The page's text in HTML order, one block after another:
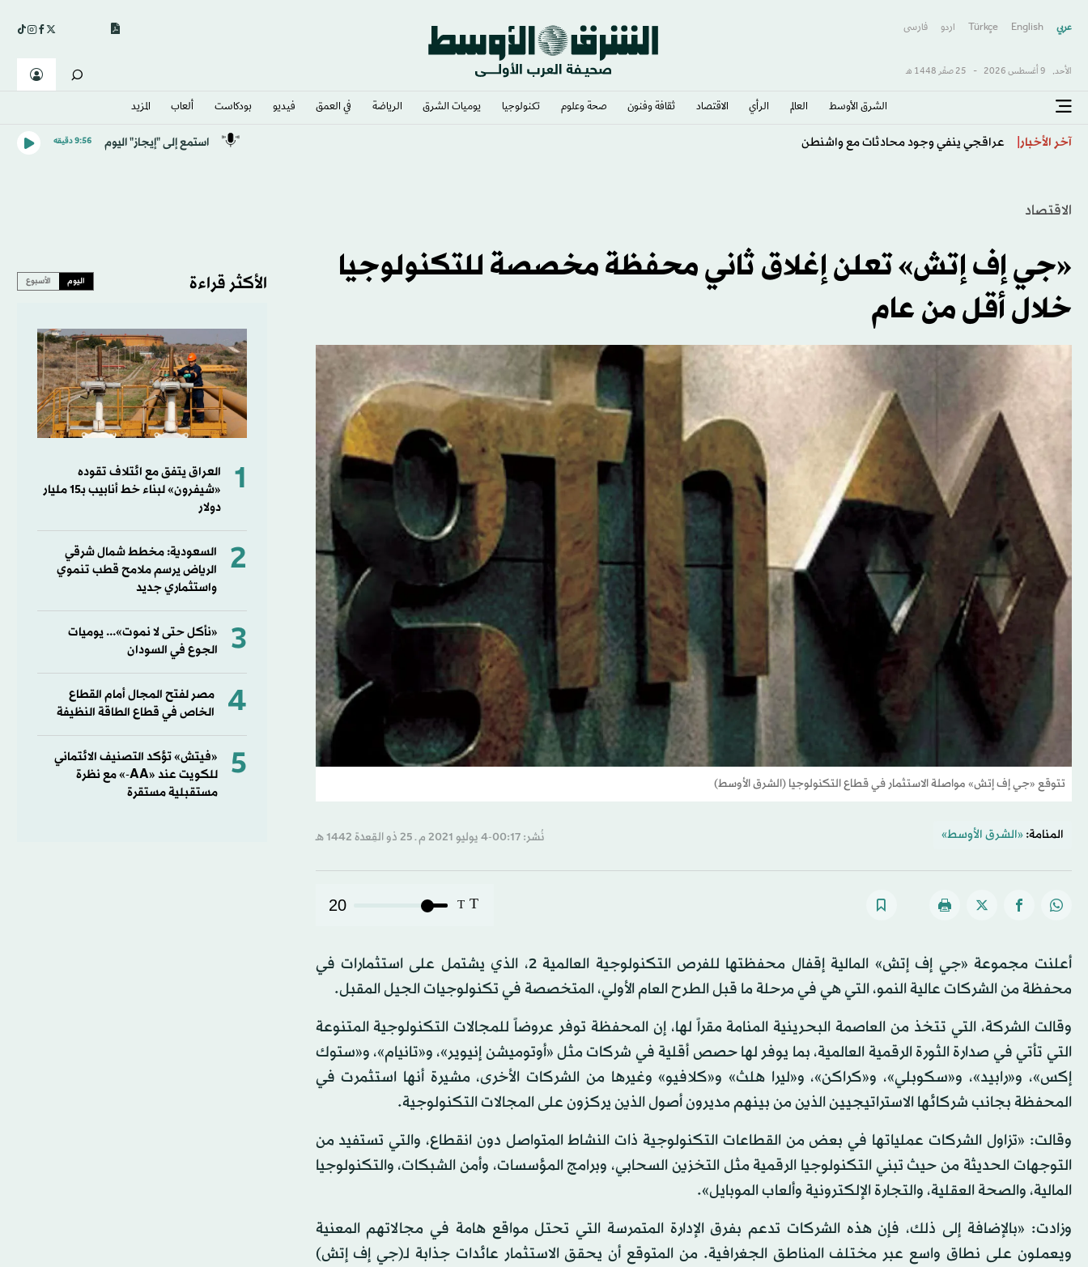
عربي English
Türkçe اردو فارسى
الأحد, 9 أغسطس 2026 - 25 صفَر 1448 هـ
الشرق الأوسط​ العالم الرأي الاقتصاد ثقافة وفنون صحة وعلوم تكنولوجيا يوميات الشرق​ الرياضة في العمق فيديو بودكاست ألعاب المزيد
آخر الأخبار استمع إلى "إيجاز" اليوم 9:56 دقيقه
الاقتصاد
«جي إف إتش» تعلن إغلاق ثاني محفظة مخصصة للتكنولوجيا
خلال أقل من عام
تتوقع «جي إف إتش» مواصلة الاستثمار في قطاع التكنولوجيا (الشرق الأوسط)
المنامة: «الشرق الأوسط» نُشر: 00:17-4 يوليو 2021 م ـ 25 ذو القِعدة 1442 هـ
T
T
20
أعلنت مجموعة «جي إف إتش» المالية إقفال محفظتها للفرص التكنولوجية العالمية 2، الذي يشتمل على استثمارات في
محفظة من الشركات عالية النمو، التي هي في مرحلة ما قبل الطرح العام الأولي، المتخصصة في تكنولوجيات الجيل المقبل.
وقالت الشركة، التي تتخذ من العاصمة البحرينية المنامة مقراً لها، إن المحفظة توفر عروضاً للمجالات التكنولوجية المتنوعة
التي تأتي في صدارة الثورة الرقمية العالمية، بما يوفر لها حصص أقلية في شركات مثل «أوتوميشن إنيوير»، و«تانيام»، و«ستوك
إكس»، و«رابيد»، و«سكوبلي»، و«كراكن»، و«ليرا هلث» و«كلافيو» وغيرها من الشركات الأخرى، مشيرة أنها استثمرت في
المحفظة بجانب شركائها الاستراتيجيين الذين من بينهم مديرون أصول الذين يركزون على المجالات التكنولوجية.
وقالت: «تزاول الشركات عملياتها في بعض من القطاعات التكنولوجية ذات النشاط المتواصل دون انقطاع، والتي تستفيد من
التوجهات الحديثة من حيث تبني التكنولوجيا الرقمية مثل التخزين السحابي، وبرامج المؤسسات، وأمن الشبكات، والتكنولوجيا
المالية، والصحة العقلية، والتجارة الإلكترونية وألعاب الموبايل».
وزادت: «بالإضافة إلى ذلك، فإن هذه الشركات تدعم بفرق الإدارة المتمرسة التي تحتل مواقع هامة في مجالاتهم المعنية
ويعملون على نطاق واسع عبر مختلف المناطق الجغرافية. من المتوقع أن يحقق الاستثمار عائدات جذابة لـ(جي إف إتش)
الأكثر قراءة اليوم الأسبوع
1
العراق يتفق مع ائتلاف تقوده
«شيفرون» لبناء خط أنابيب بـ15 مليار
دولار
2
السعودية: مخطط شمال شرقي
الرياض يرسم ملامح قطب تنموي
واستثماري جديد
3
«نأكل حتى لا نموت»... يوميات
الجوع في السودان
4
مصر لفتح المجال أمام القطاع
الخاص في قطاع الطاقة النظيفة
5
«فيتش» تؤكد التصنيف الائتماني
للكويت عند «AA-» مع نظرة
مستقبلية مستقرة